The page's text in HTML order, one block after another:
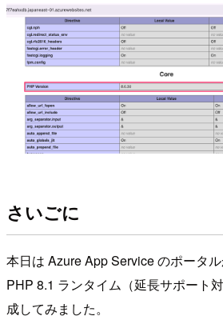
さいごに
本日は Azure App Service のポータ
PHP 8.1 ランタイム（延長サポート
成してみました。